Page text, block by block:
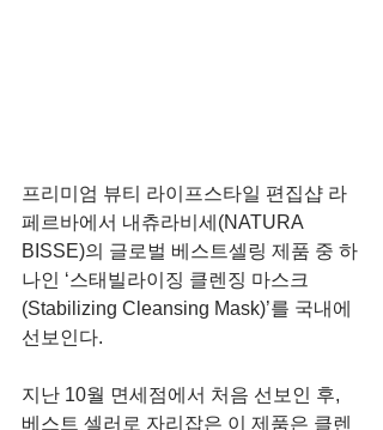
프리미엄 뷰티 라이프스타일 편집샵 라
페르바에서 내츄라비세(NATURA
BISSE)의 글로벌 베스트셀링 제품 중 하
나인 ‘스태빌라이징 클렌징 마스크
(Stabilizing Cleansing Mask)’를 국내에
선보인다.
지난 10월 면세점에서 처음 선보인 후,
베스트 셀러로 자리잡은 이 제품은 클렌